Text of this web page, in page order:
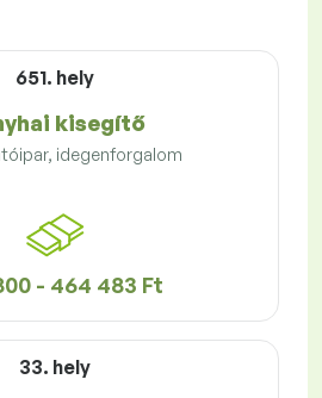
651. hely
kisegítő
idegenforgalom
- 464 483 Ft
33. hely